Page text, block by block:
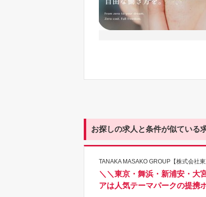
お探しの求人と条件が似ている
TANAKA MASAKO GROUP【株式会社
＼＼東京・舞浜・新浦安・大
アは人気テーマパークの提携